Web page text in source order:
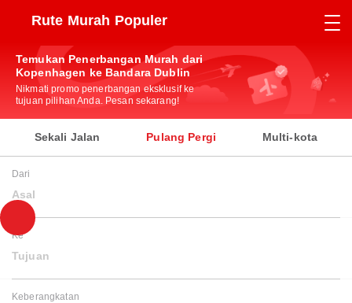
Rute Murah Populer
Temukan Penerbangan Murah dari
Kopenhagen ke Bandara Dublin
Nikmati promo penerbangan eksklusif ke
tujuan pilihan Anda. Pesan sekarang!
Sekali Jalan Pulang Pergi Multi-kota
Dari
Asal
Ke
Tujuan
Keberangkatan